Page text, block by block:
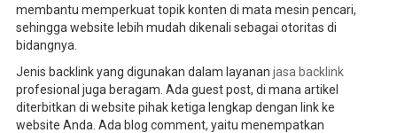
membantu memperkuat topik konten di mata mesin pencari,
sehingga website lebih mudah dikenali sebagai otoritas di
bidangnya.
Jenis backlink yang digunakan dalam layanan jasa backlink
profesional juga beragam. Ada guest post, di mana artikel
diterbitkan di website pihak ketiga lengkap dengan link ke
website Anda. Ada blog comment, yaitu menempatkan